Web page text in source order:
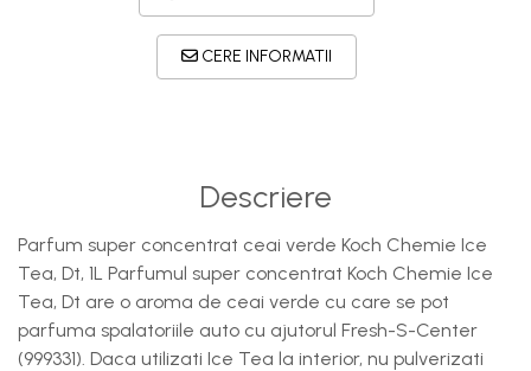
CERE INFORMATII
Descriere
Parfum super concentrat ceai verde Koch Chemie Ice
Tea, Dt, 1L Parfumul super concentrat Koch Chemie Ice
Tea, Dt are o aroma de ceai verde cu care se pot
parfuma spalatoriile auto cu ajutorul Fresh-S-Center
(999331). Daca utilizati Ice Tea la interior, nu pulverizati